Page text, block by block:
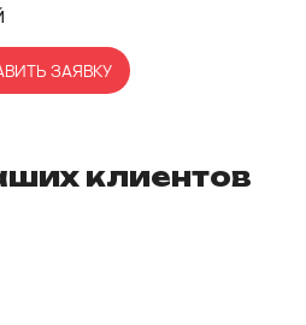
ЗАЯВКУ
клиентов